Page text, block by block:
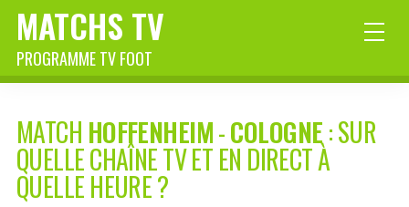
MATCHS TV
PROGRAMME TV FOOT
MATCH HOFFENHEIM-COLOGNE: SUR
QUELLE CHAÎNE TV ET EN DIRECT À
QUELLE HEURE ?